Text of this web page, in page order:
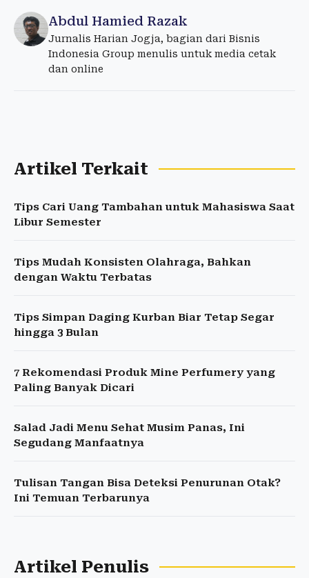
Abdul Hamied Razak
Jurnalis Harian Jogja, bagian dari Bisnis
Indonesia Group menulis untuk media cetak
dan online
Artikel Terkait
Tips Cari Uang Tambahan untuk Mahasiswa Saat
Libur Semester
Tips Mudah Konsisten Olahraga, Bahkan
dengan Waktu Terbatas
Tips Simpan Daging Kurban Biar Tetap Segar
hingga 3 Bulan
7 Rekomendasi Produk Mine Perfumery yang
Paling Banyak Dicari
Salad Jadi Menu Sehat Musim Panas, Ini
Segudang Manfaatnya
Tulisan Tangan Bisa Deteksi Penurunan Otak?
Ini Temuan Terbarunya
Artikel Penulis